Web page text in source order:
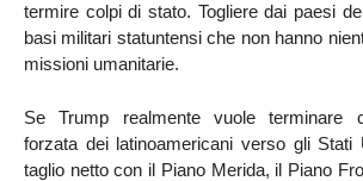
termire colpi di stato. Togliere dai paesi
basi militari statuntensi che non hanno
missioni umanitarie.
Se Trump realmente vuole terminare
forzata dei latinoamericani verso gli Stati
taglio netto con il Piano Merida, il Piano